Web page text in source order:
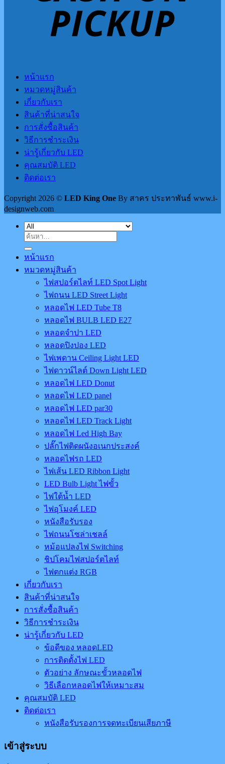
หน้าแรก
หมวดหมู่สินค้า
เกี่ยวกับเรา
สินค้าที่น่าสนใจ
การสั่งซื้อสินค้า
วิธีการชำระเงิน
น่ารู้เกี่ยวกับ LED
คุณสมบัติ LED
ติดต่อเรา
Copyright 2026 © LED King One By สาคร ประทาพันธ์ www.i-
designweb.com
ค้นหา:
หน้าแรก
หมวดหมู่สินค้า
ไฟสปอร์ตไลท์ LED Spot Light
ไฟถนน LED Street Light
หลอดไฟ LED Tube T8
หลอดไฟ BULB LED E27
หลอดจำปา LED
หลอดปิงปอง LED
ไฟเพดาน Ceiling Light LED
ไฟดาวน์ไลต์ Down Light LED
หลอดไฟ LED Donut
หลอดไฟ LED panel
หลอดไฟ LED par30
หลอดไฟ LED Track Light
หลอดไฟ Led High Bay
ปลั๊กไฟติดผนังอเนกประสงค์
หลอดไฟรถ LED
ไฟเส้น LED Ribbon Light
LED Bulb Light ไฟขั้ว
ไฟใต้น้ำ LED
ไฟอุโมงค์ LED
หนังสือรับรอง
ไฟถนนโซล่าเชลล์
หม้อแปลงไฟ Switching
ชิปโคมไฟสปอร์ตไลท์
ไฟตกแต่ง RGB
เกี่ยวกับเรา
สินค้าที่น่าสนใจ
การสั่งซื้อสินค้า
วิธีการชำระเงิน
น่ารู้เกี่ยวกับ LED
ข้อดีของ หลอดLED
การติดตั้งไฟ LED
ตัวอย่าง ลักษณะขั้วหลอดไฟ
วิธีเลือกหลอดไฟให้เหมาะสม
คุณสมบัติ LED
ติดต่อเรา
หนังสือรับรองการจดทะเบียนเสียภาษี
เข้าสู่ระบบ